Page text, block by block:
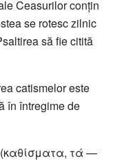
Ceasurilor conțin
se rotesc zilnic
să fie citită
catismelor este
în întregime de
(καθίσματα, τά —